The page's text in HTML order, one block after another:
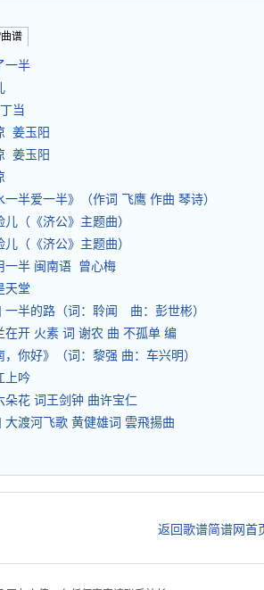
谱
一半
当
姜玉阳
姜玉阳
一半爱一半》（作词 飞鹰 作曲 琴诗）
儿（《济公》主题曲）
儿（《济公》主题曲）
一半 闽南语 曾心梅
天堂
一半的路（词：聆闻 曲：彭世彬）
在开 火素 词 谢农 曲 不孤单 编
，你好》（词：黎强 曲：车兴明）
上吟
朵花 词王剑钟 曲许宝仁
渡河飞歌 黄健雄词 雲飛揚曲
返回歌谱简谱网首